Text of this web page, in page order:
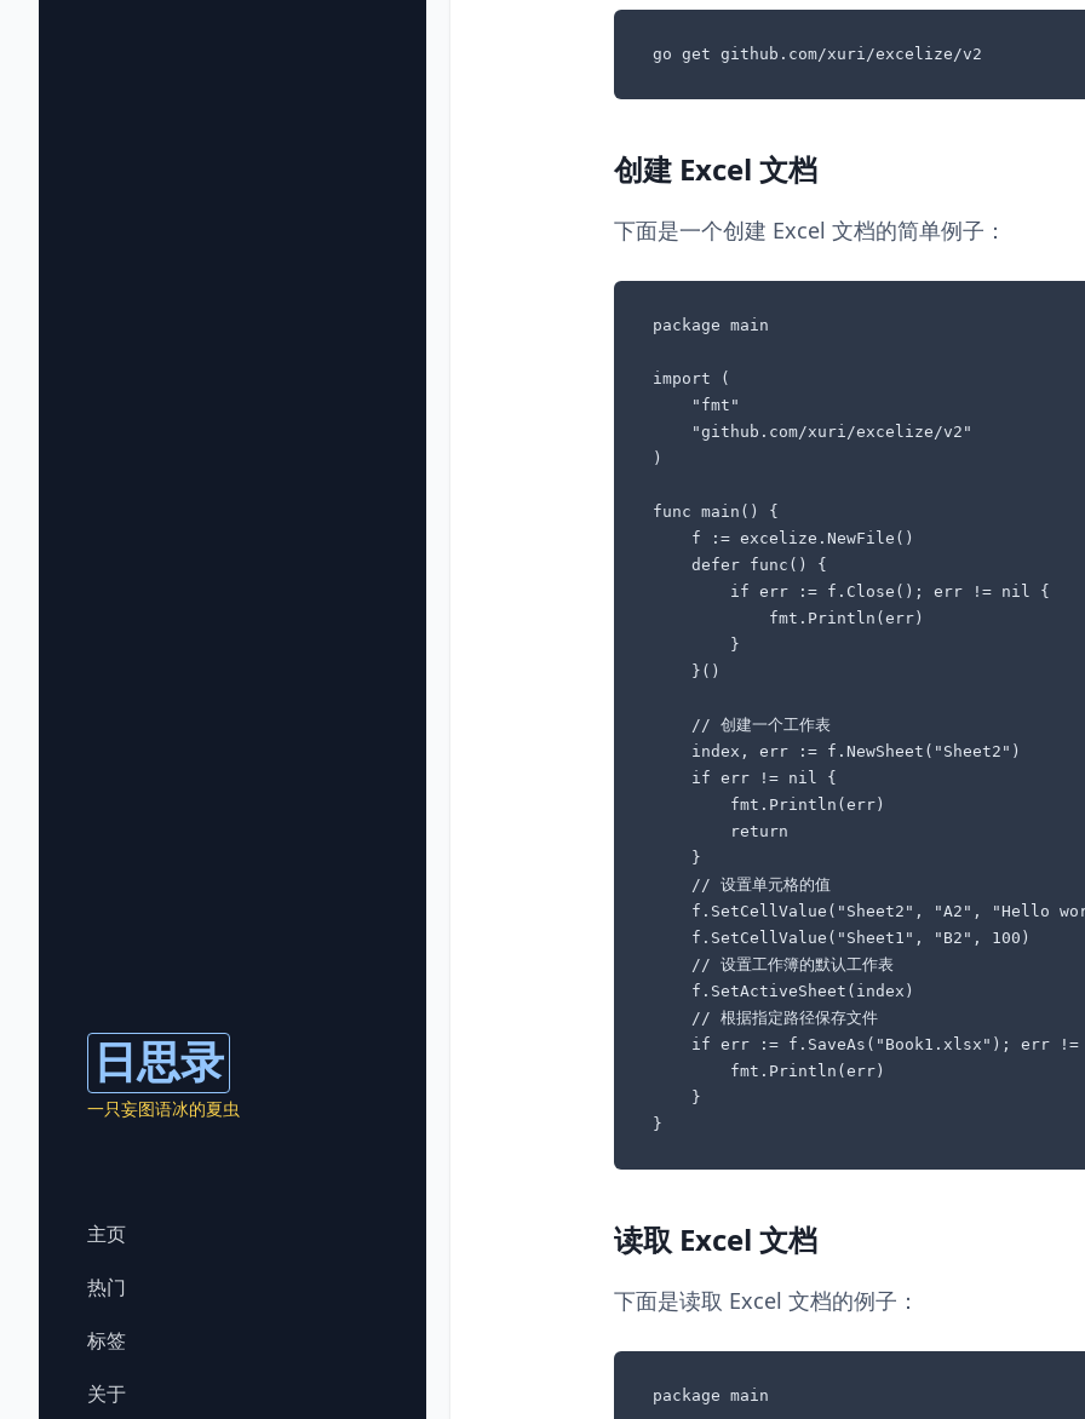
日思录
一只妄图语冰的夏虫
主页
热门
标签
关于
go get github.com/xuri/excelize/v2
创建 Excel 文档
下面是一个创建 Excel 文档的简单例子：
package main
import (
    "fmt"
    "github.com/xuri/excelize/v2"
)
func main() {
    f := excelize.NewFile()
    defer func() {
        if err := f.Close(); err != nil {
            fmt.Println(err)
        }
    }()
    // 创建一个工作表
    index, err := f.NewSheet("Sheet2")
    if err != nil {
        fmt.Println(err)
        return
    }
    // 设置单元格的值
f.SetCellValue("Sheet2", "A2", "Hello
    f.SetCellValue("Sheet1", "B2", 100)
    // 设置工作簿的默认工作表
    f.SetActiveSheet(index)
    // 根据指定路径保存文件
if err := f.SaveAs("Book1.xlsx"); err !=
        fmt.Println(err)
    }
}
读取 Excel 文档
下面是读取 Excel 文档的例子：
package main